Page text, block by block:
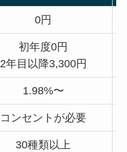
0円
初年度0円
2年目以降3,300円
1.98%〜
コンセントが必要
30種類以上